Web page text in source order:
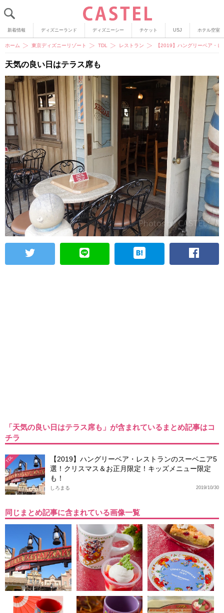
新着情報 ディズニーランド ディズニーシー チケット USJ ホテル空室
ホーム 東京ディズニーリゾート TDL レストラン 【2019】ハングリーベア・
天気の良い日はテラス席も
「天気の良い日はテラス席も」が含まれているまとめ記事はコ
チラ
TDL
【2019】ハングリーベア・レストランのスーベニア5
選！クリスマス＆お正月限定！キッズメニュー限定
も！
2019/10/30
しろまる
同じまとめ記事に含まれている画像一覧